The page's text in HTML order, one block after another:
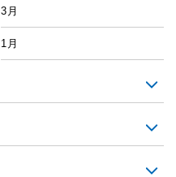
3月
1月